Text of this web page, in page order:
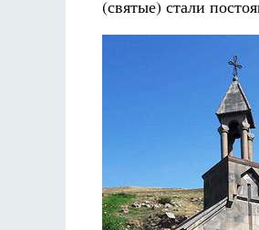
(святые) стали